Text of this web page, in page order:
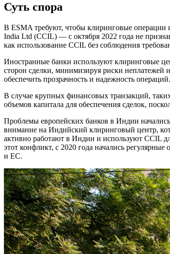
Суть спора
В ESMA требуют, чтобы клиринговые операции
India Ltd (CCIL) — с октября 2022 года не
как использование CCIL без соблюдения
Иностранные банки используют клиринговые
сторон сделки, минимизируя риски неплатежей
обеспечить прозрачность и надежность операций.
В случае крупных финансовых транзакций,
объемов капитала для обеспечения сделок,
Проблемы европейских банков в Индии
внимание на Индийский клиринговый центр,
активно работают в Индии и используют CCIL
этот конфликт, с 2020 года начались
и ЕС.